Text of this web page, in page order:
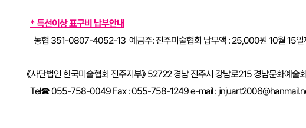
* 특선이상 표구비 납부안내
농협 351-0807-4052-13 예금주: 진주미술협회 납부액 : 25,000원 10월 15일
《사단법인 한국미술협회 진주지부》 52722 경남 진주시 강남로215 경남문화예술
Tel☎ 055-758-0049 Fax : 055-758-1249 e-mail :